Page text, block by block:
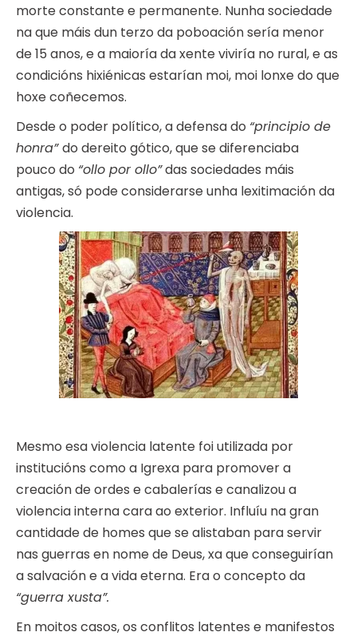
morte constante e permanente. Nunha sociedade
na que máis dun terzo da poboación sería menor
de 15 anos, e a maioría da xente viviría no rural, e as
condicións hixiénicas estarían moi, moi lonxe do que
hoxe coñecemos.
Desde o poder político, a defensa do “principio de
honra”do dereito gótico, que se diferenciaba
pouco do “ollo por ollo”das sociedades máis
antigas, só pode considerarse unha lexitimación da
violencia.
Mesmo esa violencia latente foi utilizada por
institucións como a Igrexa para promover a
creación de ordes e cabalerías e canalizou a
violencia interna cara ao exterior. Influíu na gran
cantidade de homes que se alistaban para servir
nas guerras en nome de Deus, xa que conseguirían
a salvación e a vida eterna. Era o concepto da
“guerra xusta”.
En moitos casos, os conflitos latentes e manifestos